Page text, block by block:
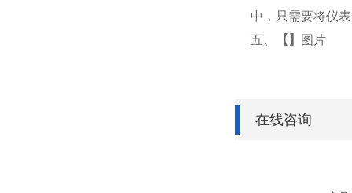
中，只需要将仪
五、
【 】 图片
在线咨询